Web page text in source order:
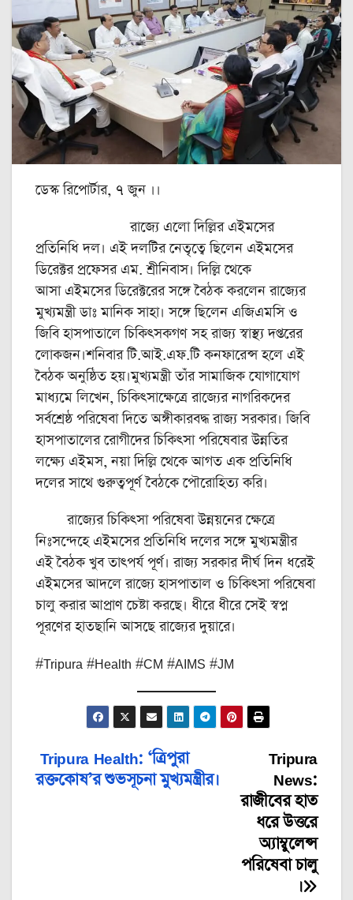
ডেস্ক রিপোর্টার, ৭ জুন ।।
রাজ্যে এলো দিল্লির এইমসের
প্রতিনিধি দল। এই দলটির নেতৃত্বে ছিলেন এইমসের
ডিরেক্টর প্রফেসর এম. শ্রীনিবাস। দিল্লি থেকে
আসা এইমসের ডিরেক্টরের সঙ্গে বৈঠক করলেন রাজ্যের
মুখ্যমন্ত্রী ডাঃ মানিক সাহা। সঙ্গে ছিলেন এজিএমসি ও
জিবি হাসপাতালে চিকিৎসকগণ সহ রাজ্য স্বাস্থ্য দপ্তরের
লোকজন।শনিবার টি.আই.এফ.টি কনফারেন্স হলে এই
বৈঠক অনুষ্ঠিত হয়।মুখ্যমন্ত্রী তাঁর সামাজিক যোগাযোগ
মাধ্যমে লিখেন, চিকিৎসাক্ষেত্রে রাজ্যের নাগরিকদের
সর্বশ্রেষ্ঠ পরিষেবা দিতে অঙ্গীকারবদ্ধ রাজ্য সরকার। জিবি
হাসপাতালের রোগীদের চিকিৎসা পরিষেবার উন্নতির
লক্ষ্যে এইমস, নয়া দিল্লি থেকে আগত এক প্রতিনিধি
দলের সাথে গুরুত্বপূর্ণ বৈঠকে পৌরোহিত্য করি।
রাজ্যের চিকিৎসা পরিষেবা উন্নয়নের ক্ষেত্রে
নিঃসন্দেহে এইমসের প্রতিনিধি দলের সঙ্গে মুখ্যমন্ত্রীর
এই বৈঠক খুব তাৎপর্য পূর্ণ। রাজ্য সরকার দীর্ঘ দিন ধরেই
এইমসের আদলে রাজ্যে হাসপাতাল ও চিকিৎসা পরিষেবা
চালু করার আপ্রাণ চেষ্টা করছে। ধীরে ধীরে সেই স্বপ্ন
পূরণের হাতছানি আসছে রাজ্যের দুয়ারে।
#Tripura #Health #CM #AIMS #JM
Post
navigation
Tripura
News:
রাজীবের হাত
ধরে উত্তরে
অ্যাম্বুলেন্স
পরিষেবা চালু
।
Tripura Health: ‘ত্রিপুরা
রক্তকোষ’র শুভসূচনা মুখ্যমন্ত্রীর।